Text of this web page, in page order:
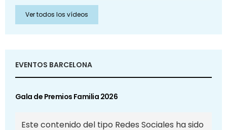
Ver todos los vídeos
EVENTOS BARCELONA
Gala de Premios Familia 2026
Este contenido del tipo Redes Sociales ha sido